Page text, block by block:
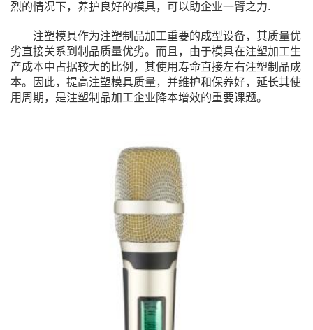
烈的情况下，养护良好的模具，可以助企业一臂之力.
注塑模具作为注塑制品加工重要的成型设备，其质量优
劣直接关系到制品质量优劣。而且，由于模具在注塑加工生
产成本中占据较大的比例，其使用寿命直接左右注塑制品成
本。因此，提高注塑模具质量，并维护和保养好，延长其使
用周期，是注塑制品加工企业降本增效的重要课题。